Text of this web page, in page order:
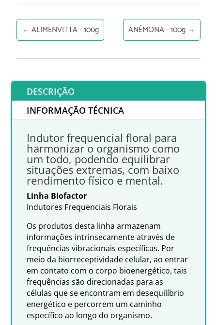
← ALIMENVITTA - 100g ANÊMONA - 100g →
DESCRIÇÃO
INFORMAÇÃO TÉCNICA
Indutor frequencial floral para
harmonizar o organismo como
um todo, podendo equilibrar
situações extremas, com baixo
rendimento físico e mental.
Linha Biofactor
Indutores Frequenciais Florais
Os produtos desta linha armazenam
informações intrinsecamente através de
frequências vibracionais específicas. Por
meio da biorreceptividade celular, ao entrar
em contato com o corpo bioenergético, tais
frequências são direcionadas para as
células que se encontram em desequilíbrio
energético e percorrem um caminho
específico ao longo do organismo.